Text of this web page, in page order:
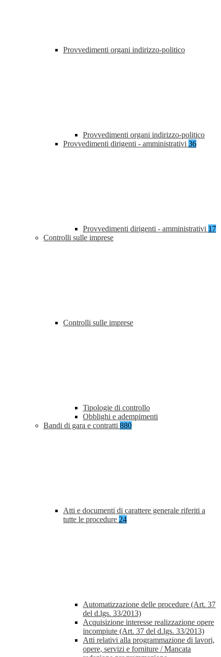
Provvedimenti organi indirizzo-politico
Provvedimenti organi indirizzo-politico
Provvedimenti dirigenti - amministrativi 36
Provvedimenti dirigenti - amministrativi 17
Controlli sulle imprese
Controlli sulle imprese
Tipologie di controllo
Obblighi e adempimenti
Bandi di gara e contratti 880
Atti e documenti di carattere generale riferiti a
tutte le procedure 24
Automatizzazione delle procedure (Art. 37
del d.lgs. 33/2013)
Acquisizione interesse realizzazione opere
incompiute (Art. 37 del d.lgs. 33/2013)
Atti relativi alla programmazione di lavori,
opere, servizi e forniture / Mancata